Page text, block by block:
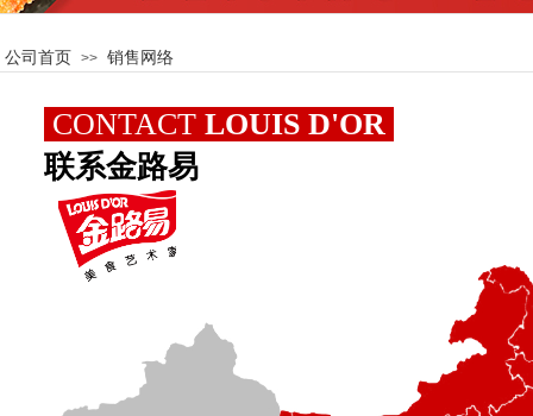
公司首页 >> 销售网络
CONTACT LOUIS D'OR
联系金路易